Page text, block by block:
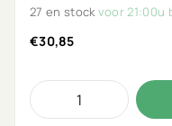
27 en stockvoor 21:00u
€30,85